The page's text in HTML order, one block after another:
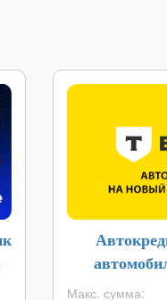
Макс. сумма: